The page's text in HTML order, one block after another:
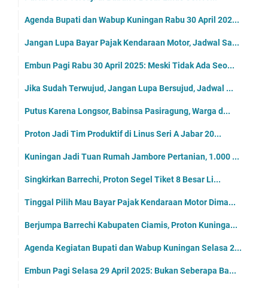
Agenda Bupati dan Wabup Kuningan Rabu 30 April 202...
Jangan Lupa Bayar Pajak Kendaraan Motor, Jadwal Sa...
Embun Pagi Rabu 30 April 2025: Meski Tidak Ada Seo...
Jika Sudah Terwujud, Jangan Lupa Bersujud, Jadwal ...
Putus Karena Longsor, Babinsa Pasiragung, Warga d...
Proton Jadi Tim Produktif di Linus Seri A Jabar 20...
Kuningan Jadi Tuan Rumah Jambore Pertanian, 1.000 ...
Singkirkan Barrechi, Proton Segel Tiket 8 Besar Li...
Tinggal Pilih Mau Bayar Pajak Kendaraan Motor Dima...
Berjumpa Barrechi Kabupaten Ciamis, Proton Kuninga...
Agenda Kegiatan Bupati dan Wabup Kuningan Selasa 2...
Embun Pagi Selasa 29 April 2025: Bukan Seberapa Ba...